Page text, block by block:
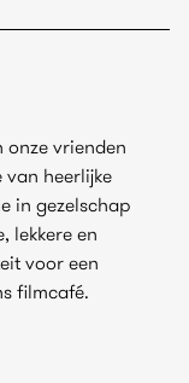
onze vrienden
van heerlijke
in gezelschap
lekkere en
voor een
filmcafé.